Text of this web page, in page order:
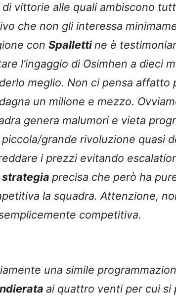
di vittorie alle quali ambiscono
che non gli interessa
con Spallettine è
l’ingaggio di Osimhen a dieci
meglio. Non ci pensa affatto
un milione e mezzo.
genera malumori e vieta
piccola/grande rivoluzione quasi
i prezzi evitando
strategia precisa che però ha
la squadra. Attenzione,
competitiva.
una simile
ai quattro venti per cui